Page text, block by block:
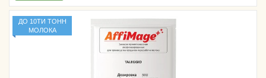
ДО 10ТИ ТОНН
МОЛОКА